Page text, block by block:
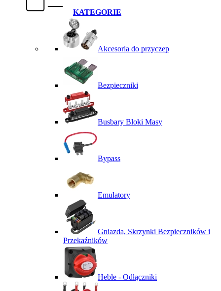
KATEGORIE
Akcesoria do przyczep
Bezpieczniki
Busbary Bloki Masy
Bypass
Emulatory
Gniazda, Skrzynki Bezpieczników i
Przekaźników
Heble - Odłączniki